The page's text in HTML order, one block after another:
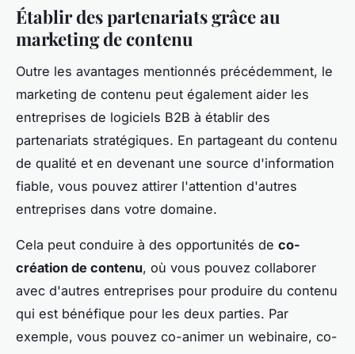
Établir des partenariats grâce au
marketing de contenu
Outre les avantages mentionnés précédemment, le
marketing de contenu peut également aider les
entreprises de logiciels B2B à établir des
partenariats stratégiques. En partageant du contenu
de qualité et en devenant une source d'information
fiable, vous pouvez attirer l'attention d'autres
entreprises dans votre domaine.
Cela peut conduire à des opportunités de co-
création de contenu, où vous pouvez collaborer
avec d'autres entreprises pour produire du contenu
qui est bénéfique pour les deux parties. Par
exemple, vous pouvez co-animer un webinaire, co-